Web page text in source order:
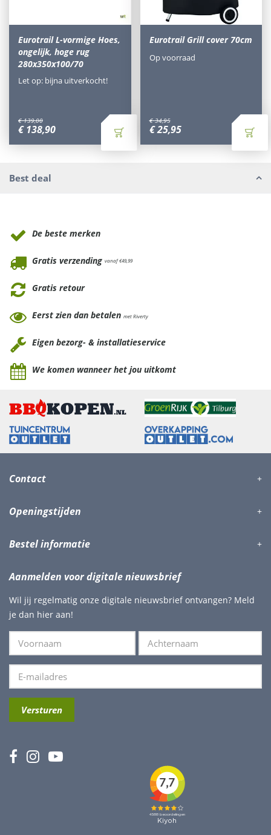
Eurotrail L-vormige Hoes,
ongelijk, hoge rug
280x350x100/70
€ 139,00
€ 138,90
Let op: bijna uitverkocht!
Eurotrail Grill cover 70cm
€ 34,95
€25,95
Op voorraad
Best deal
De beste merken
Gratis verzending vanaf €49,99
Gratis retour
Eerst zien dan betalen met Riverty
Eigen bezorg- & installatieservice
We komen wanneer het jou uitkomt
Contact
Openingstijden
Bestel informatie
Aanmelden voor digitale nieuwsbrief
Wil jij regelmatig onze digitale nieuwsbrief ontvangen? Meld
je dan hier aan!